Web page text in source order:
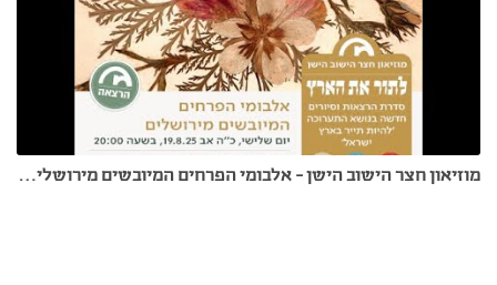
מוזיאון חצר הישוב הישן - אלבומי הפרחים המיובשים מירושלים - דר' עמי זהבי 19.8.25